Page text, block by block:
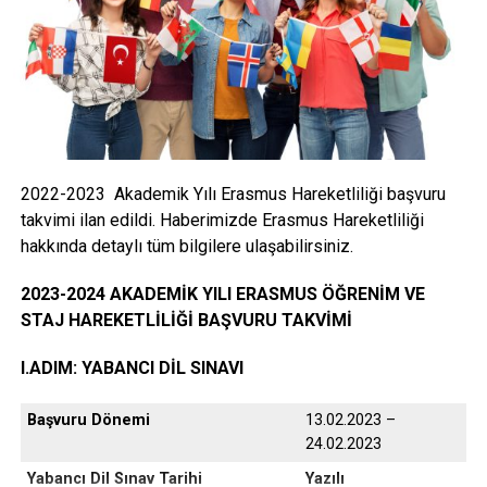
artırmak ve su israfını önlemek için üretim faaliyetlerimiz
sırasında oluşan atık suyun %100’ünü doğaya deşarj
etmeden, toplamda 94.000 m3/gün kapasiteli olan
endüstriyel su arıtma tesisimizde arıtarak tekrar üretime
kazandırıyoruz. QUA Granite olarak bir damla suyu bile
israf etmeden; sadece Dünya Su Günü’nde değil,
çıkmaya devam edeceğiz.”
Facebook
Mastodon
Email
Share
2022-2023 Akademik Yılı Erasmus Hareketliliği başvuru
takvimi ilan edildi. Haberimizde Erasmus Hareketliliği
hakkında detaylı tüm bilgilere ulaşabilirsiniz.
2023-2024 AKADEMİK YILI ERASMUS ÖĞRENİM VE
STAJ HAREKETLİLİĞİ BAŞVURU TAKVİMİ
I.ADIM: YABANCI DİL SINAVI
Başvuru Dönemi
13.02.2023 –
24.02.2023
Yabancı Dil Sınav Tarihi
Yazılı